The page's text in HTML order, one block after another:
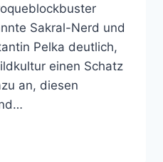
Sakral-Nerd und
Pelka deutlich,
einen Schatz
an, diesen